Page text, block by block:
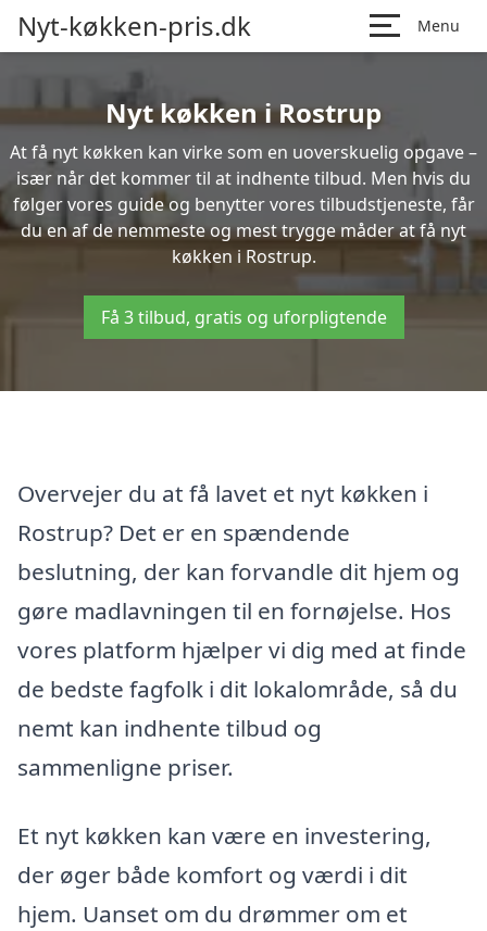
Nyt-køkken-pris.dk Menu
Nyt køkken i Rostrup
At få nyt køkken kan virke som en uoverskuelig opgave –
især når det kommer til at indhente tilbud. Men hvis du
følger vores guide og benytter vores tilbudstjeneste, får
du en af de nemmeste og mest trygge måder at få nyt
køkken i Rostrup.
Få 3 tilbud, gratis og uforpligtende
Overvejer du at få lavet et nyt køkken i
Rostrup? Det er en spændende
beslutning, der kan forvandle dit hjem og
gøre madlavningen til en fornøjelse. Hos
vores platform hjælper vi dig med at finde
de bedste fagfolk i dit lokalområde, så du
nemt kan indhente tilbud og
sammenligne priser.
Et nyt køkken kan være en investering,
der øger både komfort og værdi i dit
hjem. Uanset om du drømmer om et